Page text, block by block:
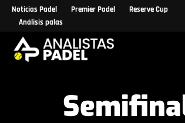
Noticias Padel Premier Padel
Reserve Cup
Análisis palas